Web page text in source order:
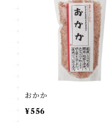
おかか
¥556